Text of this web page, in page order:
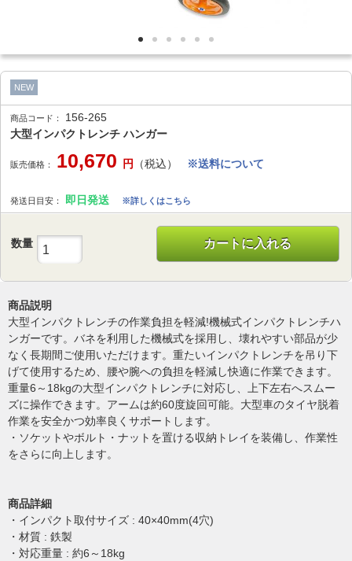
NEW
商品コード：
156-265
大型インパクトレンチ ハンガー
販売価格： 10,670 円 （税込） ※送料について
発送日目安： 即日発送 ※詳しくはこちら
数量 カートに入れる
商品説明
大型インパクトレンチの作業負担を軽減!機械式インパクトレンチハ
ンガーです。バネを利用した機械式を採用し、壊れやすい部品が少
なく長期間ご使用いただけます。重たいインパクトレンチを吊り下
げて使用するため、腰や腕への負担を軽減し快適に作業できます。
重量6～18kgの大型インパクトレンチに対応し、上下左右へスムー
ズに操作できます。アームは約60度旋回可能。大型車のタイヤ脱着
作業を安全かつ効率良くサポートします。
・ソケットやボルト・ナットを置ける収納トレイを装備し、作業性
をさらに向上します。
商品詳細
・インパクト取付サイズ : 40×40mm(4穴)
・材質 : 鉄製
・対応重量 : 約6～18kg